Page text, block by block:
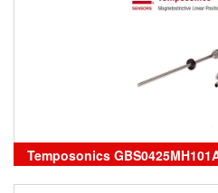
Temposonics
GBM0150MD841S1G1102HC,